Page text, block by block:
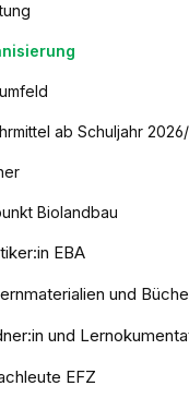
ab Schuljahr
Biolandbau
EBA
und
und
EFZ